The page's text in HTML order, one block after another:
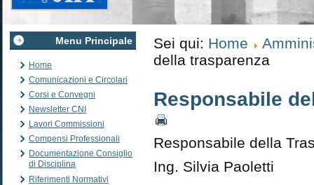
Menu Principale
Home
Comunicazioni e Circolari
Corsi e Convegni
Newsletter CNI
Lavori Commissioni
Compensi Professionali
Documentazione Consiglio
di Disciplina
Riferimenti Normativi
Sei qui: Home
della trasparenza
Responsabile
Responsabile della
Ing. Silvia Paoletti